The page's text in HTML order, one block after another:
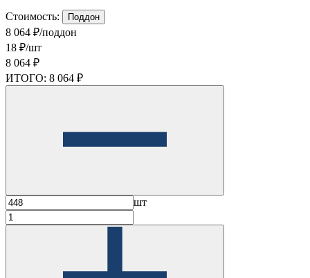
Стоимость: Поддон
8 064 ₽/поддон
18 ₽/шт
8 064 ₽
ИТОГО: 8 064 ₽
шт